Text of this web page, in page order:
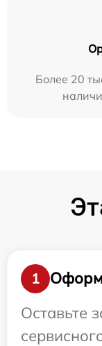
Более 20
1
Оставьте